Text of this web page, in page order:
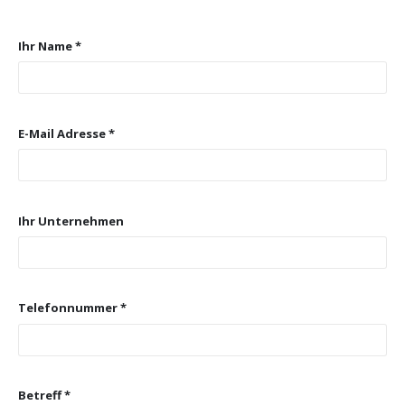
Ihr Name *
E-Mail Adresse *
Ihr Unternehmen
Telefonnummer *
Betreff *